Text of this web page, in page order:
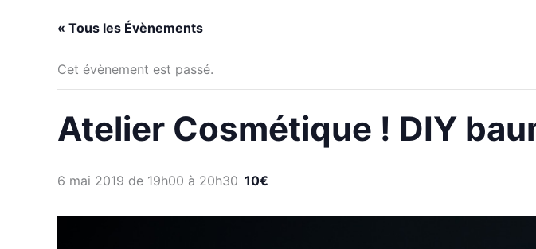
« Tous les Évènements
Cet évènement est passé.
Atelier Cosmétique ! DIY
6 mai 2019 de 19h00 à 20h30 10€